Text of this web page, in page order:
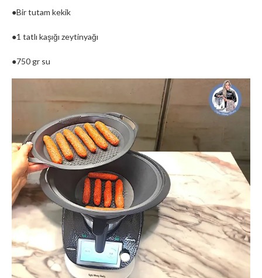
●Bir tutam kekik
●1 tatlı kaşığı zeytinyağı
●750 gr su